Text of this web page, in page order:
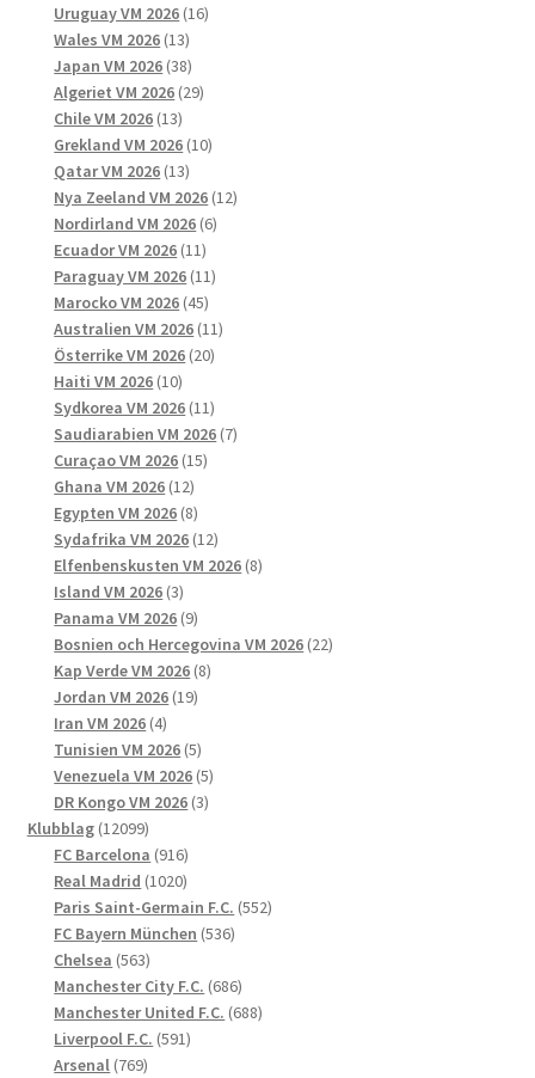
produkter
Uruguay VM 2026 1616
Wales VM 2026 1313
produkter
Japan VM 2026 3838
produkter
Algeriet VM 2026 2929
Chile VM 2026 1313
produkter
Grekland VM 2026 1010
Qatar VM 2026 1313
produkter
Nya Zeeland VM 2026 1212
Nordirland VM 2026 66
Ecuador VM 2026 1111
produkter
Paraguay VM 2026 1111
Marocko VM 2026 4545
produkter
Australien VM 2026 1111
Österrike VM 2026 2020
Haiti VM 2026 1010
produkter
Sydkorea VM 2026 1111
produkter
Saudiarabien VM 2026 77
Curaçao VM 2026 1515
Ghana VM 2026 1212
produkter
Egypten VM 2026 88
produkter
Sydafrika VM 2026 1212
produkter
Elfenbenskusten VM 2026 88
Island VM 2026 33
produkter
Panama VM 2026 99
produkter
Bosnien och Hercegovina VM 2026 2222
Kap Verde VM 2026 88
Jordan VM 2026 1919
Iran VM 2026 44
produkter
Tunisien VM 2026 55
produkter
Venezuela VM 2026 55
DR Kongo VM 2026 33
Klubblag 1209912099
produkter
FC Barcelona 916916
produkter
Real Madrid 10201020
produkter
Paris Saint-Germain F.C. 552552
FC Bayern München 536536
Chelsea 563563
produkter
Manchester City F.C. 686686
produkter
Manchester United F.C. 688688
Liverpool F.C. 591591
Arsenal 769769